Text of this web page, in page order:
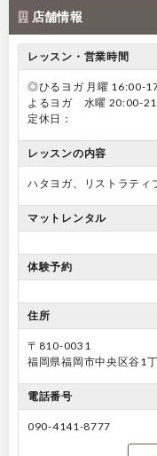
店舗情報
レッスン・営業時間
◎ひるヨガ 月曜 16:00-
よるヨガ 水曜 20:00-
定休日：
レッスンの内容
ハタヨガ、リストラティ
マットレンタル
体験予約
住所
〒810-0031
福岡県福岡市中央区谷1
電話番号
090-4141-8777